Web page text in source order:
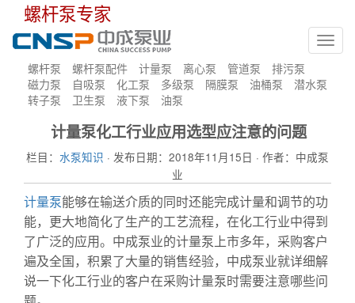
螺杆泵专家
螺杆泵 螺杆泵配件 计量泵 离心泵 管道泵
排污泵
磁力泵
自吸泵 化工泵 多级泵 隔膜泵 油桶泵
潜水泵
转子泵
卫生泵 液下泵 油泵
计量泵化工行业应用选型应注意的问题
栏目： 水泵知识 · 发布日期：2018年11月15日 · 作者：中成泵
业
计量泵能够在输送介质的同时还能完成计量和调节的功
能，更大地简化了生产的工艺流程，在化工行业中得到
了广泛的应用。中成泵业的计量泵上市多年，采购客户
遍及全国，积累了大量的销售经验，中成泵业就详细解
说一下化工行业的客户在采购计量泵时需要注意哪些问